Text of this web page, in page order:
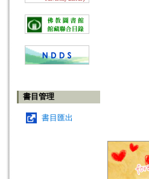
書目管理
書目匯出